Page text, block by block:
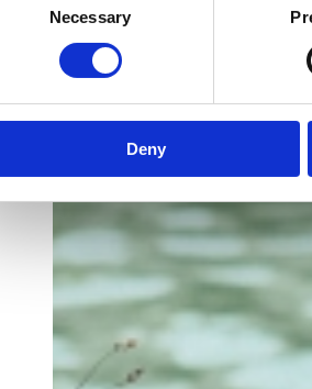
Necessary
Deny
VIŠE